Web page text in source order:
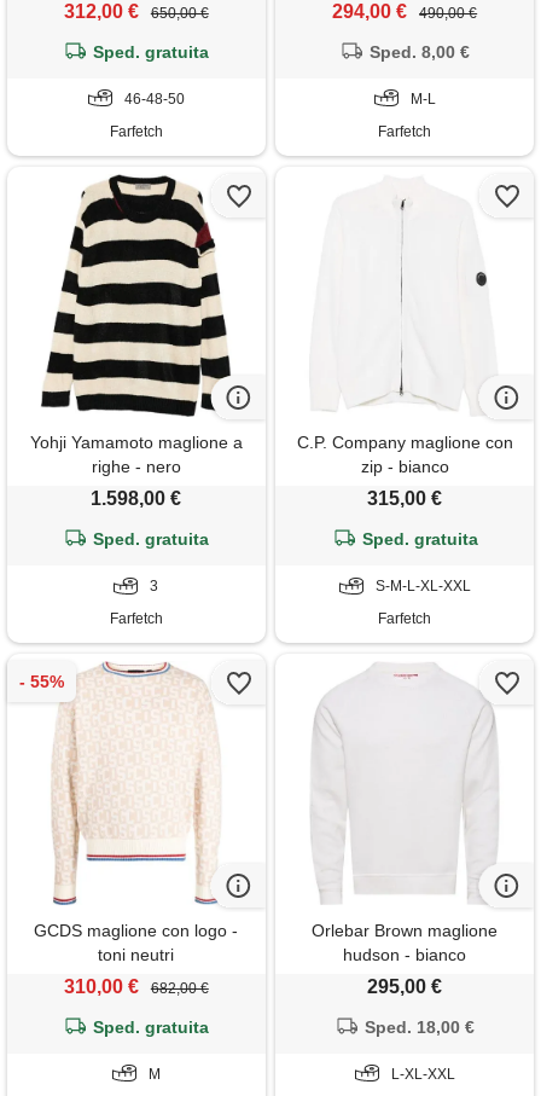
312,00 € 650,00 €
Sped. gratuita
46-48-50
Farfetch
294,00 € 490,00 €
Sped. 8,00 €
M-L
Farfetch
Yohji Yamamoto maglione a
righe - nero
1.598,00 €
Sped. gratuita
3
Farfetch
C.P. Company maglione con
zip - bianco
315,00 €
Sped. gratuita
S-M-L-XL-XXL
Farfetch
GCDS maglione con logo -
toni neutri
310,00 € 682,00 €
Sped. gratuita
M
Orlebar Brown maglione
hudson - bianco
295,00 €
Sped. 18,00 €
L-XL-XXL